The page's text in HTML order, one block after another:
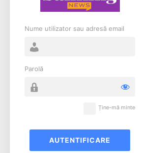
Nume utilizator sau adresă email
Parolă
Ține-mă minte